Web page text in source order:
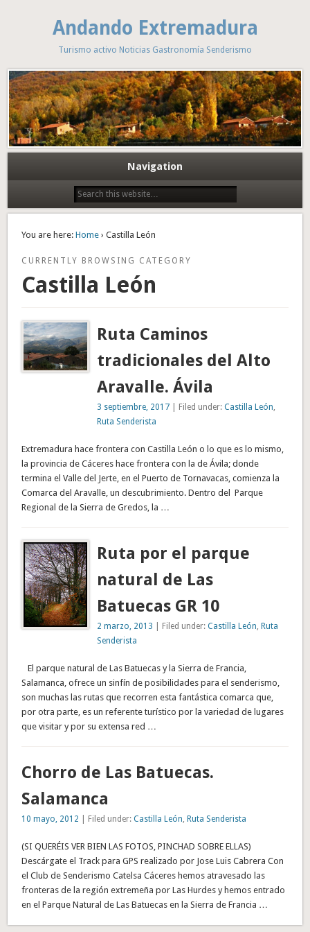
Andando Extremadura
Turismo activo Noticias Gastronomía Senderismo
Navigation
You are here: Home › Castilla León
CURRENTLY BROWSING CATEGORY
Castilla León
Ruta Caminos
tradicionales del Alto
Aravalle. Ávila
3 septiembre, 2017| Filed under: Castilla León
Ruta Senderista
Extremadura hace frontera con Castilla León o lo que es lo mismo,
la provincia de Cáceres hace frontera con la de Ávila; donde
termina el Valle del Jerte, en el Puerto de Tornavacas, comienza la
Comarca del Aravalle, un descubrimiento. Dentro del Parque
Regional de la Sierra de Gredos, la …
Ruta por el parque
natural de Las
Batuecas GR 10
2 marzo, 2013 | Filed under: Castilla León, Ruta
Senderista
El parque natural de Las Batuecas y la Sierra de Francia,
Salamanca, ofrece un sinfín de posibilidades para el senderismo,
son muchas las rutas que recorren esta fantástica comarca que,
por otra parte, es un referente turístico por la variedad de lugares
que visitar y por su extensa red …
Chorro de Las Batuecas.
Salamanca
10 mayo, 2012 | Filed under:Castilla León, Ruta Senderista
(SI QUERÉIS VER BIEN LAS FOTOS, PINCHAD SOBRE ELLAS)
Descárgate el Track para GPS realizado por Jose Luis Cabrera Con
el Club de Senderismo Catelsa Cáceres hemos atravesado las
fronteras de la región extremeña por Las Hurdes y hemos entrado
en el Parque Natural de Las Batuecas en la Sierra de Francia …